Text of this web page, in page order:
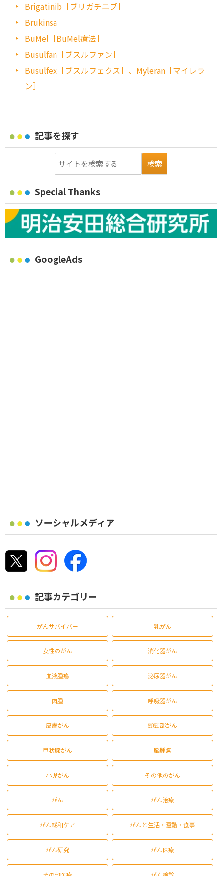
Brigatinib［ブリガチニブ］
Brukinsa
BuMel［BuMel療法］
Busulfan［ブスルファン］
Busulfex［ブスルフェクス］、Myleran［マイレラ
ン］
記事を探す
Special Thanks
GoogleAds
ソーシャルメディア
記事カテゴリー
がんサバイバー 乳がん
女性のがん 消化器がん
血液腫瘍 泌尿器がん
肉腫 呼吸器がん
皮膚がん 頭頸部がん
甲状腺がん 脳腫瘍
小児がん その他のがん
がん がん治療
がん緩和ケア がんと生活・運動・食事
がん研究 がん医療
その他医療 がん検診